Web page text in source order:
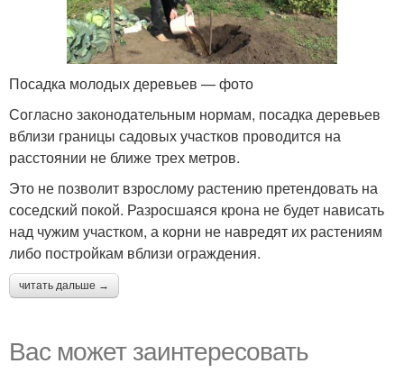
Посадка молодых деревьев — фото
Согласно законодательным нормам, посадка деревьев
вблизи границы садовых участков проводится на
расстоянии не ближе трех метров.
Это не позволит взрослому растению претендовать на
соседский покой. Разросшаяся крона не будет нависать
над чужим участком, а корни не навредят их растениям
либо постройкам вблизи ограждения.
читать дальше →
Вас может заинтересовать